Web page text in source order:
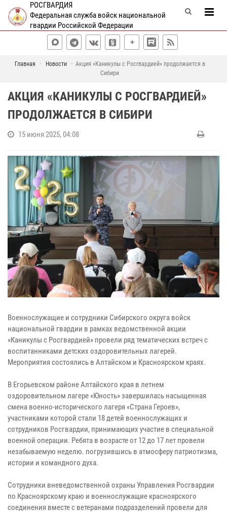
РОСГВАРДИЯ
Федеральная служба войск национальной
гвардии Российской Федерации
Главная Новости
Акция «Каникулы с Росгвардией» продолжается в
Сибири
АКЦИЯ «КАНИКУЛЫ С РОСГВАРДИЕЙ»
ПРОДОЛЖАЕТСЯ В СИБИРИ
15 июня 2025, 04:08
Военнослужащие и сотрудники Сибирского округа войск
национальной гвардии в рамках ведомственной акции
«Каникулы с Росгвардией» провели ряд тематических встреч с
воспитанниками детских оздоровительных лагерей.
Мероприятия состоялись в Алтайском и Красноярском краях.
В Егорьевском районе Алтайского края в летнем
оздоровительном лагере «Юность» завершилась насыщенная
смена военно-исторического лагеря «Страна Героев»,
участниками которой стали 18 детей военнослужащих и
сотрудников Росгвардии, принимающих участие в специальной
военной операции. Ребята в возрасте от 12 до 17 лет провели
незабываемую неделю. погрузившись в атмосферу патриотизма,
истории и командного духа.
Сотрудники вневедомственной охраны Управления Росгвардии
по Красноярскому краю и военнослужащие красноярского
соединения вместе с ветеранами подразделений провели для